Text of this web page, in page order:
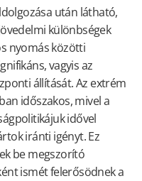
után látható,
különbségek
nyomás közötti
vagyis az
állítását. Az extrém
időszakos, mivel a
idővel
iránti igényt. Ez
be megszorító
ismét felerősödnek a